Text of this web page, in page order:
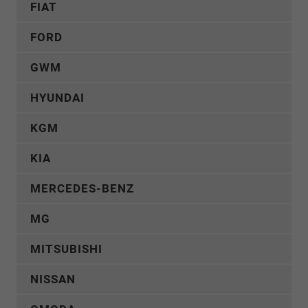
FIAT
FORD
GWM
HYUNDAI
KGM
KIA
MERCEDES-BENZ
MG
MITSUBISHI
NISSAN